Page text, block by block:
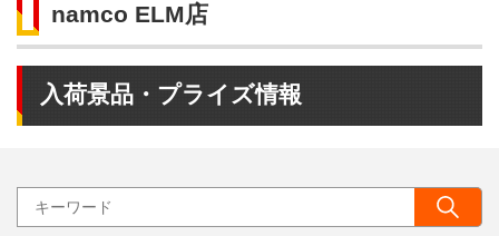
namco ELM店
入荷景品・プライズ情報